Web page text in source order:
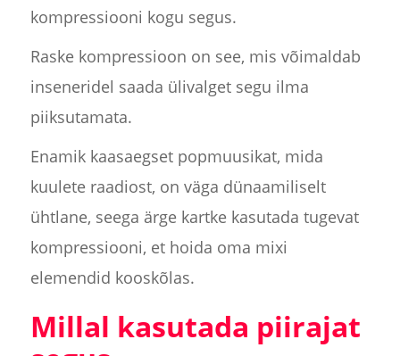
kompressiooni kogu segus.
Raske kompressioon on see, mis võimaldab
inseneridel saada ülivalget segu ilma
piiksutamata.
Enamik kaasaegset popmuusikat, mida
kuulete raadiost, on väga dünaamiliselt
ühtlane, seega ärge kartke kasutada tugevat
kompressiooni, et hoida oma mixi
elemendid kooskõlas.
Millal kasutada piirajat